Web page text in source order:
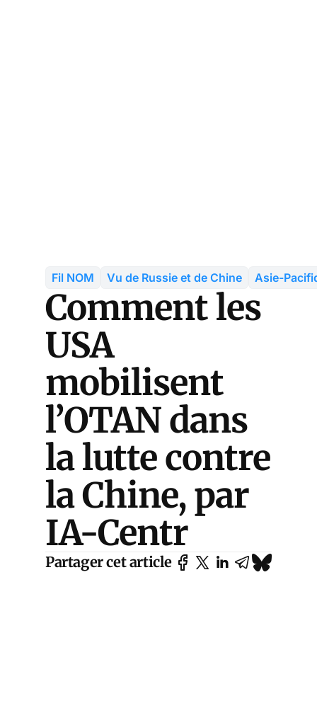
Fil NOM Vu de Russie et de Chine Asie-
Comment les
USA
mobilisent
l’OTAN dans
la lutte contre
la Chine, par
IA-Centr
Partager cet article